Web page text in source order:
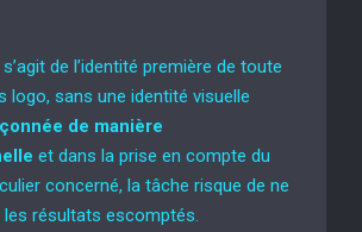
de l’identité première de toute
logo, sans une identité visuelle
de manière
et dans la prise en compte du
concerné, la tâche risque de ne
résultats escomptés.